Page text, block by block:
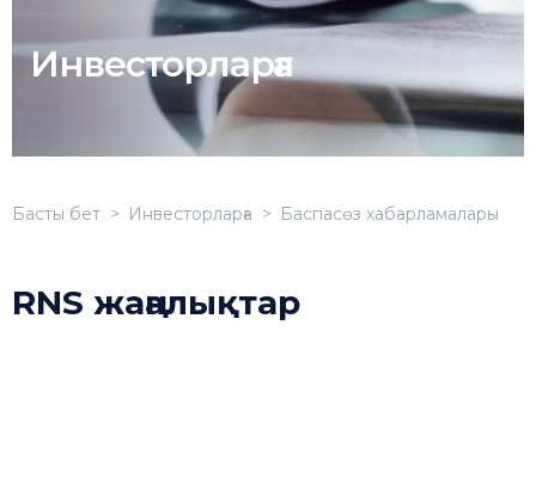
Инвесторларға
Басты бет Инвесторларға Баспасөз хабарламалары
RNS жаңалықтар